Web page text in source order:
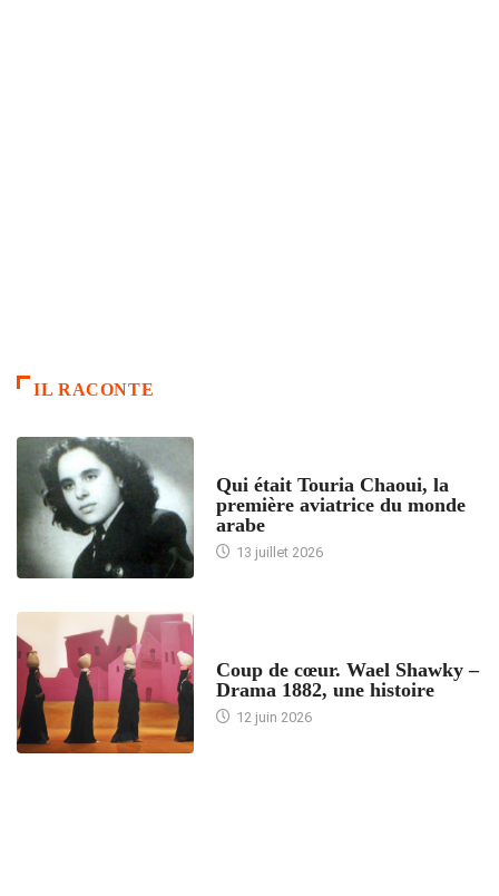
IL RACONTE
Qui était Touria Chaoui, la
première aviatrice du monde
arabe
13 juillet 2026
Coup de cœur. Wael Shawky –
Drama 1882, une histoire
12 juin 2026